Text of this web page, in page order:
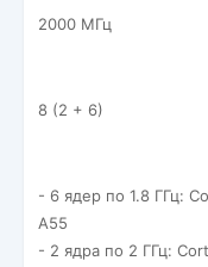
2000 МГц
8 (2 + 6)
- 6 ядер по 1.8 ГГц:
A55
- 2 ядра по 2 ГГц: